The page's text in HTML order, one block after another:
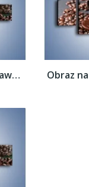
Obraz na płótnie – Kawa w ciemnej...